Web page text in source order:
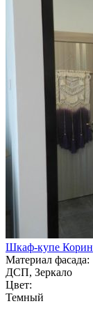
Шкаф-купе Корин
Материал фасада:
ДСП, Зеркало
Цвет:
Темный